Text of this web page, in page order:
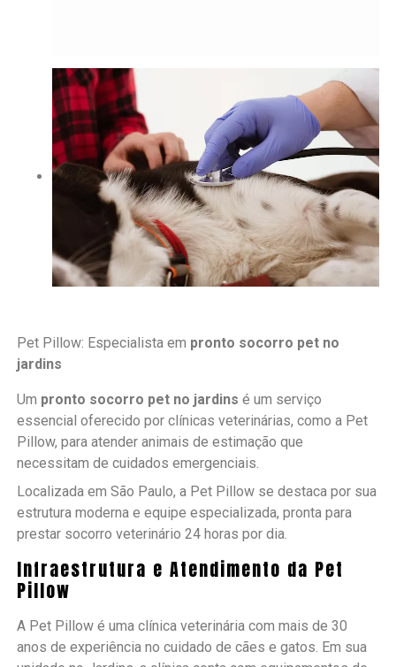
Pet Pillow: Especialista em pronto socorro pet no
jardins
Um pronto socorro pet no jardins é um serviço
essencial oferecido por clínicas veterinárias, como a Pet
Pillow, para atender animais de estimação que
necessitam de cuidados emergenciais.
Localizada em São Paulo, a Pet Pillow se destaca por sua
estrutura moderna e equipe especializada, pronta para
prestar socorro veterinário 24 horas por dia.
Infraestrutura e Atendimento da Pet
Pillow
A Pet Pillow é uma clínica veterinária com mais de 30
anos de experiência no cuidado de cães e gatos. Em sua